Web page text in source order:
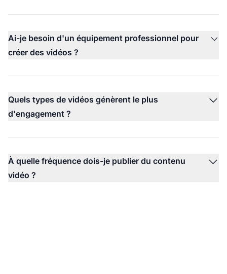
Ai-je besoin d'un équipement professionnel pour
créer des vidéos ?
Quels types de vidéos génèrent le plus
d'engagement ?
À quelle fréquence dois-je publier du contenu
vidéo ?